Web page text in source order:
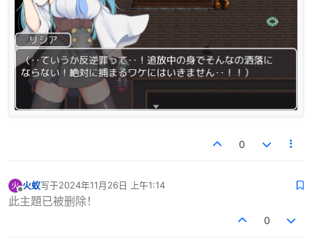
0
火
离线
火蚁写于2024年11月26日 上午1:14
最后由 编辑
此主題已被删除！
0